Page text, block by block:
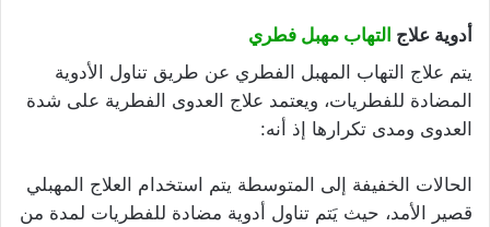
أدوية علاج التهاب مهبل فطري
يتم علاج التهاب المهبل الفطري عن طريق تناول الأدوية
المضادة للفطريات، ويعتمد علاج العدوى الفطرية على شدة
العدوى ومدى تكرارها إذ أنه:
الحالات الخفيفة إلى المتوسطة يتم استخدام العلاج المهبلي
قصير الأمد، حيث يَتم تناول أدوية مضادة للفطريات لمدة من